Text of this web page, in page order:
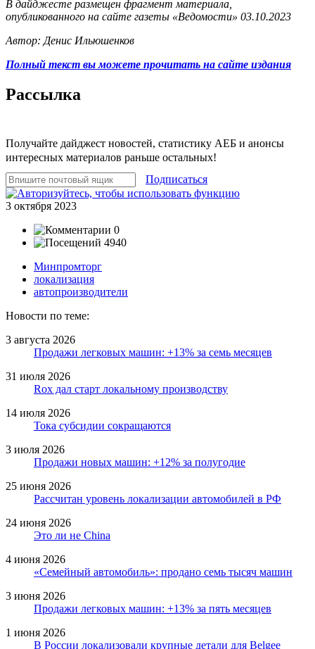
В дайджесте размещен фрагмент материала,
опубликованного на сайте газеты «Ведомости» 03.10.2023
Автор: Денис Ильюшенков
Полный текст вы можете прочитать на сайте издания
Рассылка
Получайте дайджест новостей, статистику АЕБ и анонсы
интересных материалов раньше остальных!
Подписаться
3 октября 2023
0
4940
Минпромторг
локализация
автопроизводители
Новости по теме:
3 августа 2026
Продажи легковых машин: +13% за семь месяцев
31 июля 2026
Rox дал старт локальному производству
14 июля 2026
Тока субсидии сокращаются
3 июля 2026
Продажи новых машин: +12% за полугодие
25 июня 2026
Рассчитан уровень локализации автомобилей в РФ
24 июня 2026
Это ли не China
4 июня 2026
«Семейный автомобиль»: продано семь тысяч машин
3 июня 2026
Продажи легковых машин: +13% за пять месяцев
1 июня 2026
В России локализовали крупные детали для Belgee